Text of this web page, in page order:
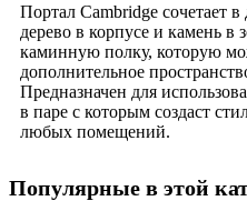
Портал Cambridge сочетает
дерево в корпусе и камень
каминную полку, которую
дополнительное
Предназначен для
в паре с которым создаст
любых помещений.
Популярные в этой